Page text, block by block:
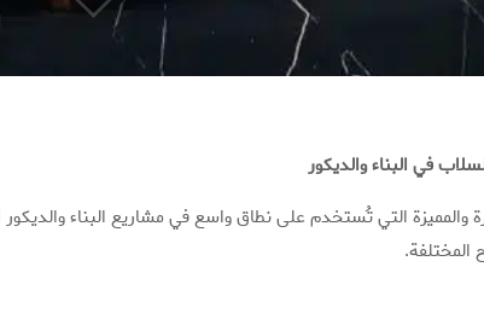
في البناء والديكور
التي تُستخدم على نطاق واسع في مشاريع البناء والديكور
المختلفة.